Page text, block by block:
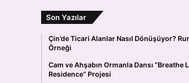
Son Yazılar
Çin’de Ticari Alanlar Nasıl Dönüşüyor?
Örneği
Cam ve Ahşabın Ormanla Dansı “Breathe
Residence” Projesi